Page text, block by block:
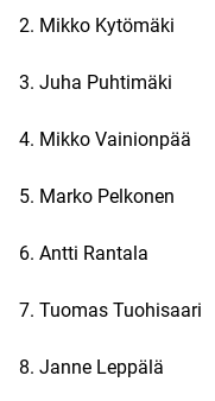
2. Mikko Kytömäki
3. Juha Puhtimäki
4. Mikko Vainionpää
5. Marko Pelkonen
6. Antti Rantala
7. Tuomas Tuohisaari
8. Janne Leppälä